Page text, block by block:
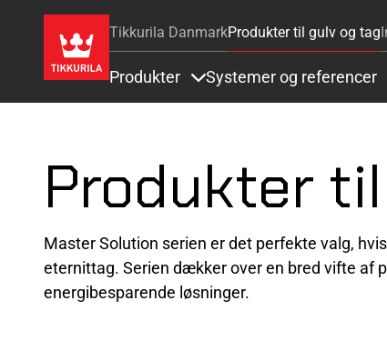
Tikkurila DanmarkProdukter til gulv og tag
Produkter Systemer og referencer
Produkter
Master Solution serien er det perfekte valg,
eternittag. Serien dækker over en bred vifte af
energibesparende løsninger.